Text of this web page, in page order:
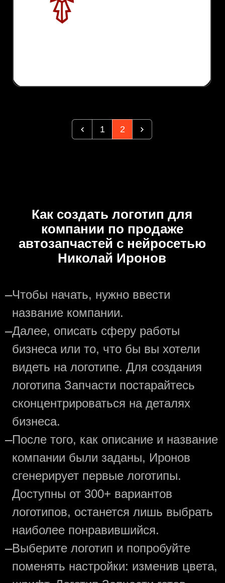
1 2
Как создать логотип для
компании по продаже
автозапчастей с нейросетью
Николай Иронов
—Чтобы начать, нужно ввести
название компании.
—Далее, описать сферу работы
бизнеса или то, что бы вы хотели
видеть на логотипе. Для создания
логотипа Запчасти постарайтесь
сконцентрироваться на деталях
бизнеса.
—После того, как описание и название
компании были заданы, Иронов
сгенерирует первые логотипы.
Доступны от 300+ вариантов
логотипов, останется лишь выбрать
наиболее понравившийся.
—Выберите логотип и попробуйте
поменять настройки: изменив цвета,